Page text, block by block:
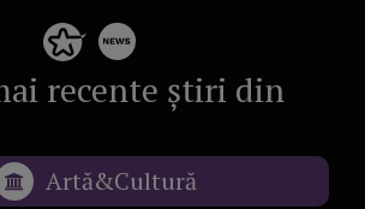
recente știri din
Artă&Cultură